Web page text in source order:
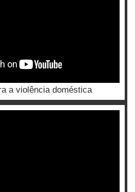
a violência doméstica